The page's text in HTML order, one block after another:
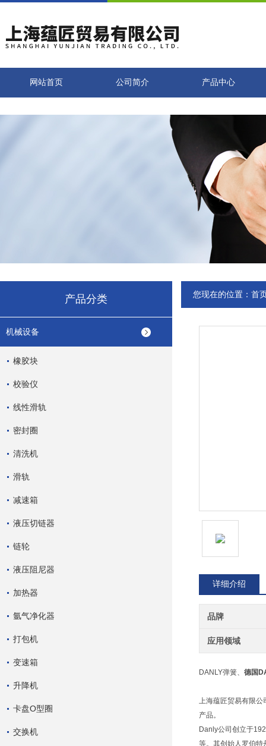
网站首页 公司简介 产品中心
产品分类
机械设备
橡胶块
校验仪
线性滑轨
密封圈
清洗机
滑轨
减速箱
液压切链器
链轮
液压阻尼器
加热器
氩气净化器
打包机
变速箱
升降机
卡盘O型圈
交换机
您现在的位置： 首
详细介绍
品牌
应用领域
DANLY弹簧、 德国
上海蕴匠贸易有限公
产品。
Danly公司创立于
等。其创始人罗伯特